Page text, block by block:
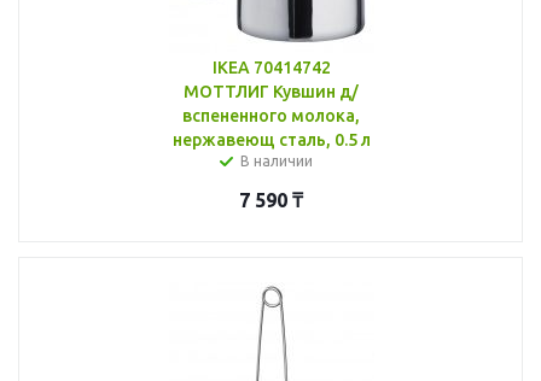
IKEA 70414742
МОТТЛИГ Кувшин д/
вспененного молока,
нержавеющ сталь, 0.5 л
В наличии
7 590 ₸